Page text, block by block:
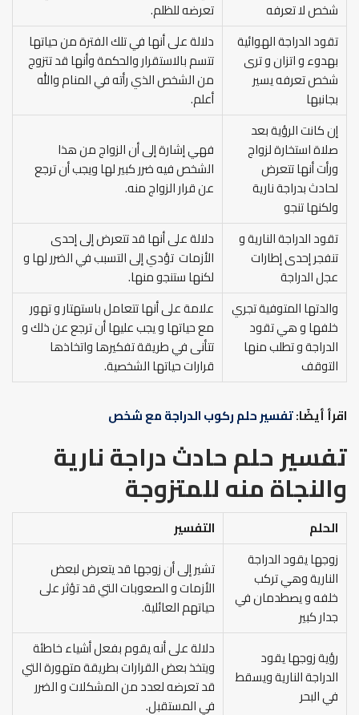
شخص لا تعرفه
تعرضه للظلم.
تقود الدراجة الهوائية
بهدوء و اتزان و ترى
شخص تعرفه يسير
بجانبها
دلالة على أنها في تلك الفترة من حياتها
تتسم بالاستقرار والحكمة وأنها قد تتزوج
من الشخص الذي رأته في المنام والله
أعلم.
إن كانت الرؤية بعد
صلاة استخارة لزواج
ورأت أنها تتعرض
لحادث بدراجة نارية
ولكنها تنجو
فهي إشارة إلى أن الزواج من هذا
الشخص فيه ضرر كبير لها ويجب أن ترجع
عن قرار الزواج منه.
تقود الدراجة النارية و
تنفجر إحدى إطارات
عجل الدراجة
دلالة على أنها قد تتعرض إلى إحدى
الأزمات تؤدي إلى التسبب في الضرر لها و
لكنها ستنجو منها.
والدتها المتوفية تجري
خلفها و هي تقود
الدراجة و تطلب منها
التوقف
علامة على أنها تتعامل باستهتار و تهور
مع حياتها و يجب عليها أن ترجع عن ذلك و
تتأنى في طريقة تفكيرها واتخاذها
قرارات حياتها الشخصية.
اقرأ أيضًا:تفسير حلم ركوب الدراجة مع شخص
تفسير حلم حادث دراجة نارية
والنجاة منهللمتزوجة
الحلم
التفسير
زوجها يقود الدراجة
النارية وهي تركب
خلفه و يصطدمان في
جدار كبير
تشير إلى أن زوجها قد يتعرض لبعض
الأزمات و الصعوبات التي قد تؤثر على
حياتهم العائلية.
رؤية زوجها يقود
الدراجة النارية ويسقط
في البحر
دلالة على أنه يقوم بفعل أشياء خاطئة
ويتخذ بعض القرارات بطريقة متهورة التي
قد تعرضه لعدد من المشكلات و الضرر
في المستقبل.